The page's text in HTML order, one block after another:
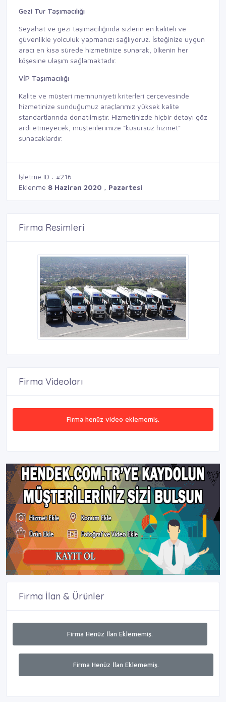
Gezi Tur Taşımacılığı
Seyahat ve gezi taşımacılığında sizlerin en kaliteli ve
güvenlikle yolculuk yapmanızı sağlıyoruz. İsteğinize uygun
aracı en kısa sürede hizmetinize sunarak, ülkenin her
köşesine ulaşım sağlamaktadır.
VİP Taşımacılığı
Kalite ve müşteri memnuniyeti kriterleri çerçevesinde
hizmetinize sunduğumuz araçlarımız yüksek kalite
standartlarında donatılmıştır. Hizmetinizde hiçbir detayı göz
ardı etmeyecek, müşterilerimize “kusursuz hizmet”
sunacaklardır.
İşletme ID : #216
Eklenme 8 Haziran 2020 , Pazartesi
Firma Resimleri
Firma Videoları
Firma henüz video eklememiş.
Firma İlan & Ürünler
Firma Henüz İlan Eklememiş.
Firma Henüz İlan Eklememiş.